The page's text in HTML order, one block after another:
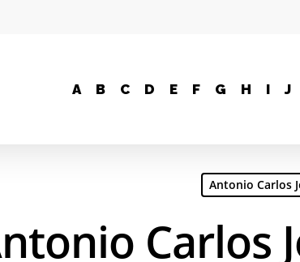
A B C D E F G H I J
Antonio Carlos
Carlos